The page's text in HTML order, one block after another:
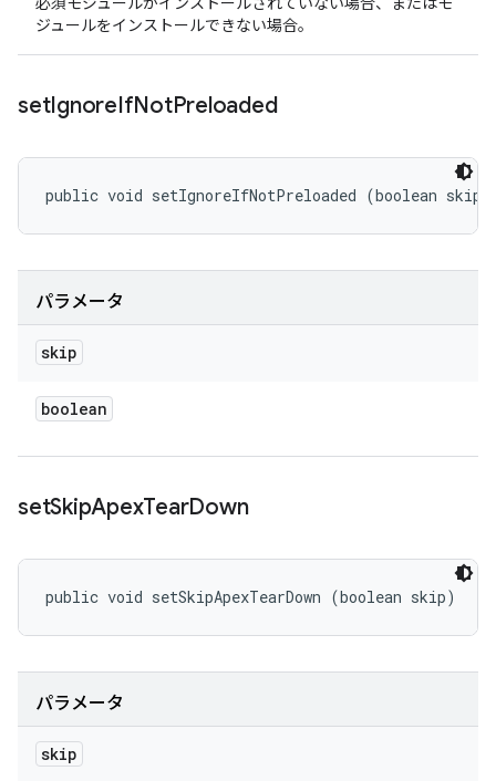
ジュールをインストールできない場合。
setIgnoreIfNotPreloaded
public void setIgnoreIfNotPreloaded (boolean skip)
パラメータ
skip
boolean
setSkipApexTearDown
public void setSkipApexTearDown (boolean skip)
パラメータ
skip